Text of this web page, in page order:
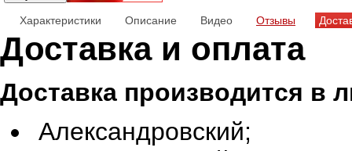
Характеристики Описание Видео Отзывы
Доставка и оплата
Доставка производится в
Александровский;